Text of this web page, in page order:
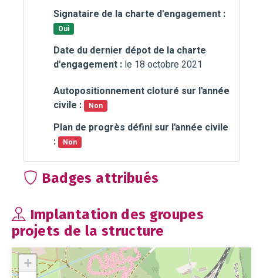
Signataire de la charte d'engagement :
Oui
Date du dernier dépot de la charte
d'engagement : le 18 octobre 2021
Autopositionnement cloturé sur l'année
civile :
Non
Plan de progrès défini sur l'année civile
:
Non
Badges attribués
Implantation des groupes
projets de la structure
+